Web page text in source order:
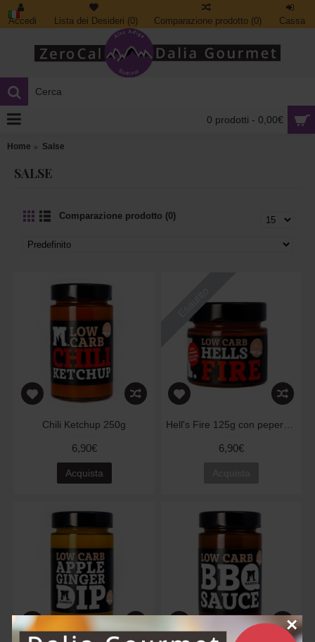
×
Accedi Lista dei Desideri (0) Comparazione prodotto (0) Cassa
0 prodotti - 0,00€
Home Salse
SALSE
Comparazione prodotto (0)
Chili Ketchup 250g
6,90€
Acquista
Esaurito
6,90€